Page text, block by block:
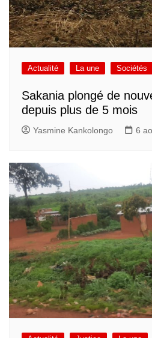
Actualité La une Sociétés
Sakania plongé de
depuis plus de 5 mois
Yasmine Kankolongo 6